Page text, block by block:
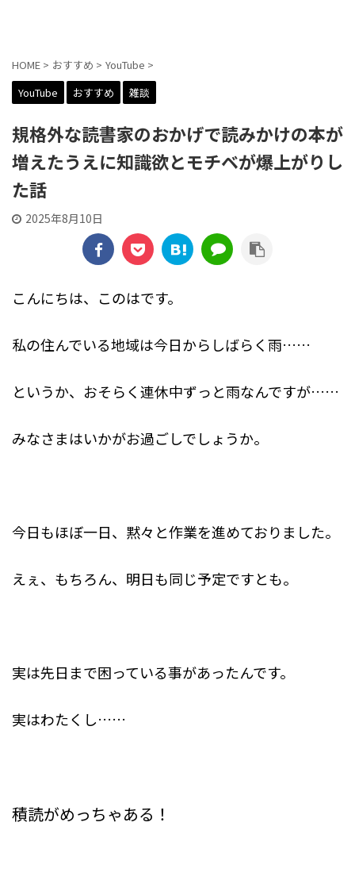
HOME > おすすめ > YouTube >
YouTube
おすすめ 雑談
規格外な読書家のおかげで読みかけの本が
増えたうえに知識欲とモチベが爆上がりし
た話
2025年8月10日
こんにちは、このはです。
私の住んでいる地域は今日からしばらく雨……
というか、おそらく連休中ずっと雨なんですが……
みなさまはいかがお過ごしでしょうか。
今日もほぼ一日、黙々と作業を進めておりました。
えぇ、もちろん、明日も同じ予定ですとも。
実は先日まで困っている事があったんです。
実はわたくし……
積読がめっちゃある！